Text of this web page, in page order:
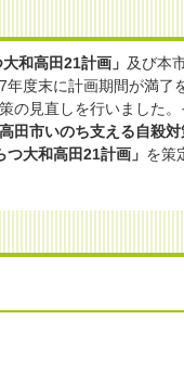
和高田21計画」 及び本
年度末に計画期間が満了
の見直しを行いました。
高田市いのち支える自殺
つ大和高田21計画」 を策